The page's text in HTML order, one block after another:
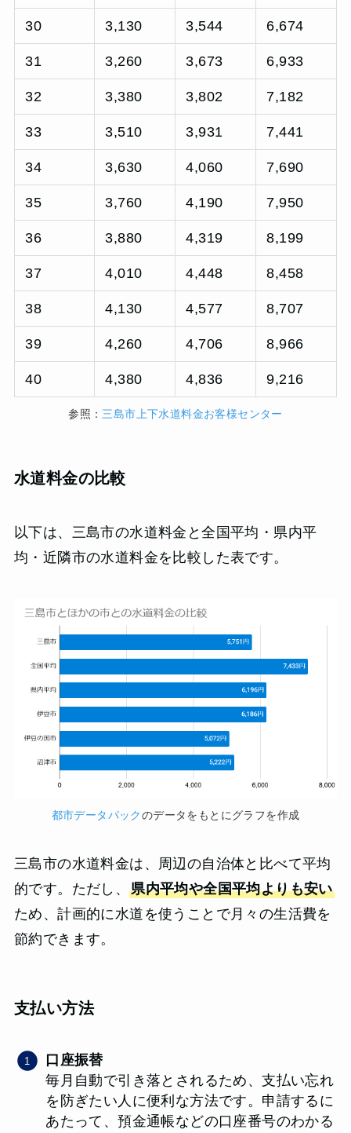
30 3,130 3,544 6,674
31 3,260 3,673 6,933
32 3,380 3,802 7,182
33 3,510 3,931 7,441
34 3,630 4,060 7,690
35 3,760 4,190 7,950
36 3,880 4,319 8,199
37 4,010 4,448 8,458
38 4,130 4,577 8,707
39 4,260 4,706 8,966
40 4,380 4,836 9,216
参照： 三島市上下水道料金お客様センター
水道料金の比較
以下は、三島市の水道料金と全国平均・県内平
均・近隣市の水道料金を比較した表です。
都市データパックのデータをもとにグラフを作成
三島市の水道料金は、周辺の自治体と比べて平均
的です。ただし、県内平均や全国平均よりも安い
ため、計画的に水道を使うことで月々の生活費を
節約できます。
支払い方法
口座振替
毎月自動で引き落とされるため、支払い忘れ
を防ぎたい人に便利な方法です。申請するに
あたって、預金通帳などの口座番号のわかる